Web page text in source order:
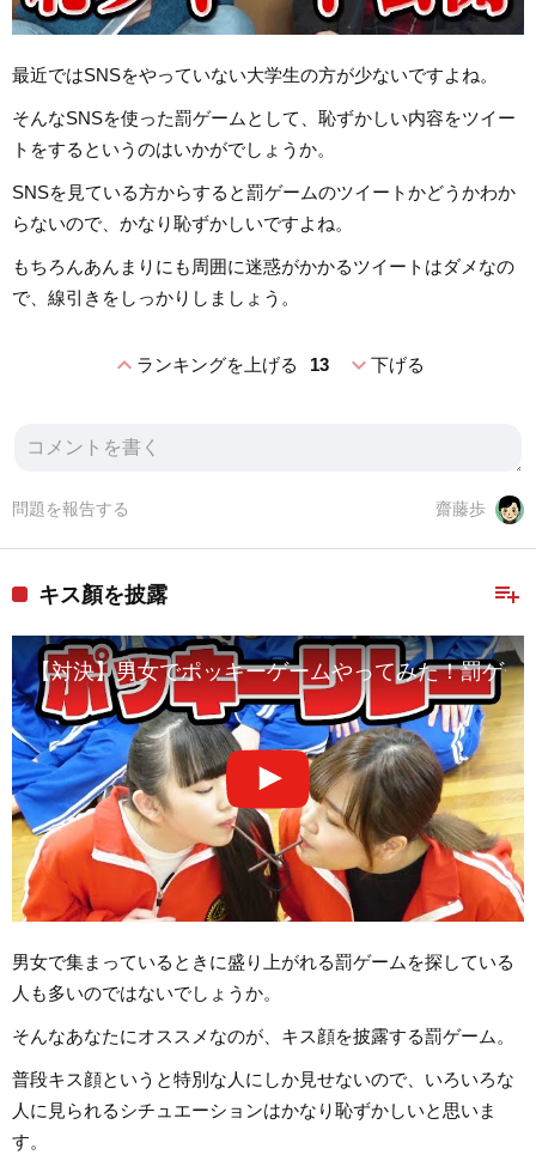
最近ではSNSをやっていない大学生の方が少ないですよね。
そんなSNSを使った罰ゲームとして、恥ずかしい内容をツイー
トをするというのはいかがでしょうか。
SNSを見ている方からすると罰ゲームのツイートかどうかわか
らないので、かなり恥ずかしいですよね。
もちろんあんまりにも周囲に迷惑がかかるツイートはダメなの
で、線引きをしっかりしましょう。
expand_lessランキングを上げる 13 expand_more下げる
齋藤歩
問題を報告する
playlist_add
キス顏を披露
【対決】男女でポッキーゲームやってみた！罰ゲ
男女で集まっているときに盛り上がれる罰ゲームを探している
人も多いのではないでしょうか。
そんなあなたにオススメなのが、キス顔を披露する罰ゲーム。
普段キス顔というと特別な人にしか見せないので、いろいろな
人に見られるシチュエーションはかなり恥ずかしいと思いま
す。